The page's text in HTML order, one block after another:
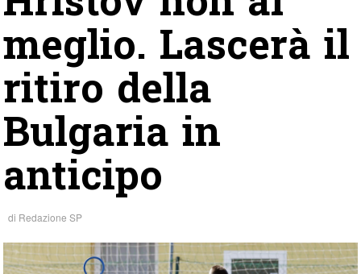
meglio. Lascerà il
ritiro della
Bulgaria in
anticipo
di Redazione SP